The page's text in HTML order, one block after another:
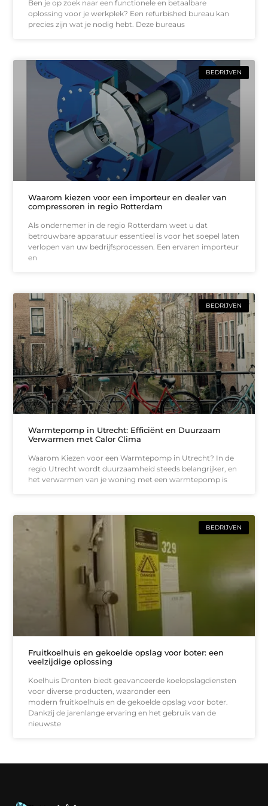
Ben je op zoek naar een functionele en betaalbare
oplossing voor je werkplek? Een refurbished bureau kan
precies zijn wat je nodig hebt. Deze bureaus
BEDRIJVEN
Waarom kiezen voor een importeur en dealer van
compressoren in regio Rotterdam
Als ondernemer in de regio Rotterdam weet u dat
betrouwbare apparatuur essentieel is voor het soepel laten
verlopen van uw bedrijfsprocessen. Een ervaren importeur
en
BEDRIJVEN
Warmtepomp in Utrecht: Efficiënt en Duurzaam
Verwarmen met Calor Clima
Waarom Kiezen voor een Warmtepomp in Utrecht? In de
regio Utrecht wordt duurzaamheid steeds belangrijker, en
het verwarmen van je woning met een warmtepomp is
BEDRIJVEN
Fruitkoelhuis en gekoelde opslag voor boter: een
veelzijdige oplossing
Koelhuis Dronten biedt geavanceerde koelopslagdiensten
voor diverse producten, waaronder een
modern fruitkoelhuis en de gekoelde opslag voor boter.
Dankzij de jarenlange ervaring en het gebruik van de
nieuwste